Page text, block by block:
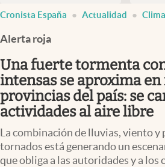
España
Cronista España Actualidad Clima
Alerta roja
Una fuerte tormenta
intensas se aproxima en
provincias del país: se
actividades al aire libre
La combinación de lluvias, viento y
tornados está generando un
que obliga a las autoridades y a los